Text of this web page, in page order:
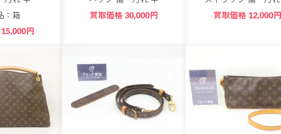
：箱
15,000円
買取価格 30,000円
買取価格 12,000円